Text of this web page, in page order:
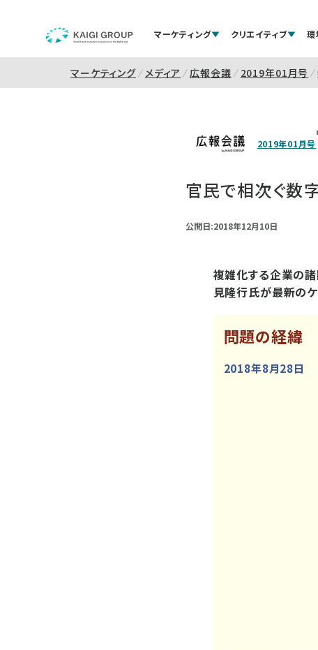
マーケティング クリエイティブ 環
マーケティング メディア 広報会議 2019年01月号
2019年01月号
官民で相次ぐ数
公開日:2018年12月10日
複雑化する企業の諸
見隆行氏が最新のケ
問題の経緯
2018年8月28日